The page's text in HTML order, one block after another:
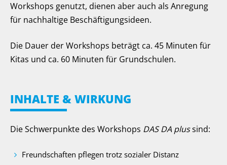
Workshops genutzt, dienen aber auch als Anregung
für nachhaltige Beschäftigungsideen.
Die Dauer der Workshops beträgt ca. 45 Minuten für
Kitas und ca. 60 Minuten für Grundschulen.
INHALTE & WIRKUNG
Die Schwerpunkte des Workshops DAS DA plussind:
Freundschaften pflegen trotz sozialer Distanz